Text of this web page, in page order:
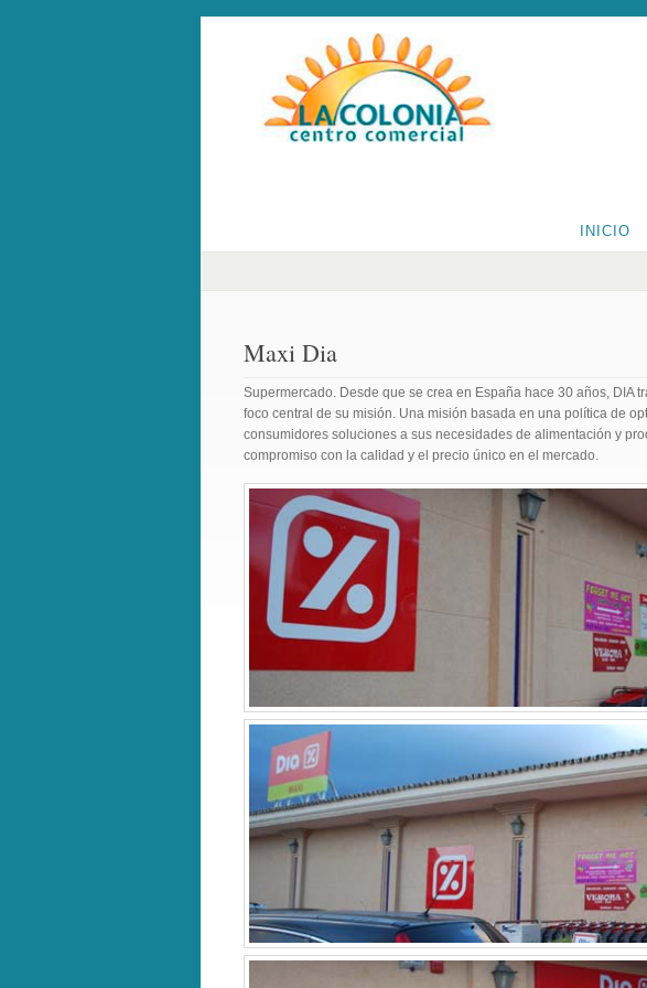
INICIO
Maxi Dia
Supermercado. Desde que se crea en España hace 30 años, DIA
foco central de su misión. Una misión basada en una política de
consumidores soluciones a sus necesidades de alimentación y
compromiso con la calidad y el precio único en el mercado.